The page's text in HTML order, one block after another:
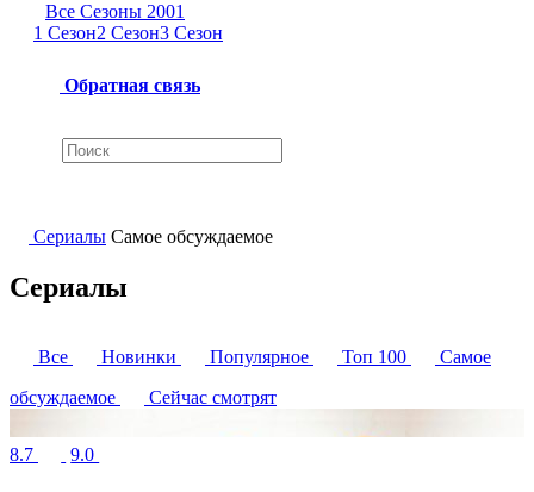
Все Сезоны 2001
1 Сезон2 Сезон3 Сезон
Обратная связь
Сериалы Самое обсуждаемое
Сериалы
Все Новинки Популярное Топ 100
Самое
обсуждаемое
Сейчас смотрят
8.7 9.0